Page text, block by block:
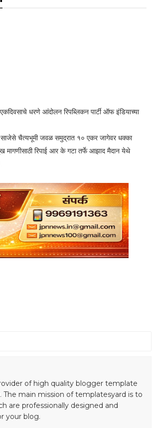
धरणे आंदोलन रिपब्लिकन पार्टी ऑफ इंडियाच्या
साजेसे चैत्यभूमी जवळ समुद्रात १० एकर जागेवर धक्का
मागणीसाठी रिपाई आर के गटा तर्फे आझाद मैदान येथे
of high quality blogger template
main mission of templatesyard is to
are professionally designed and
your blog.